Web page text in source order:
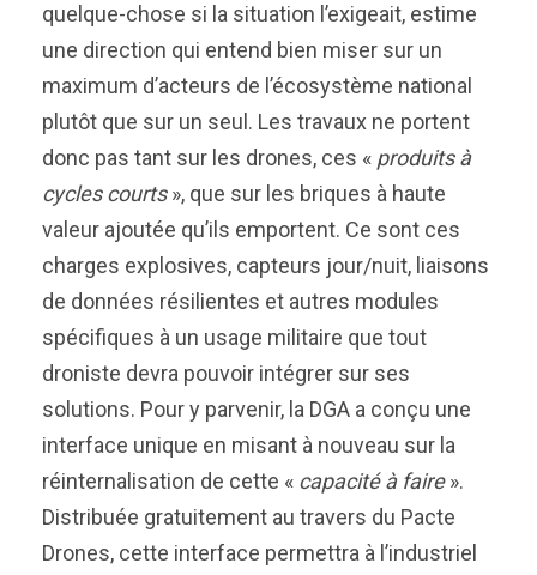
quelque-chose si la situation l’exigeait, estime
une direction qui entend bien miser sur un
maximum d’acteurs de l’écosystème national
plutôt que sur un seul. Les travaux ne portent
donc pas tant sur les drones, ces « produits à
cycles courts», que sur les briques à haute
valeur ajoutée qu’ils emportent. Ce sont ces
charges explosives, capteurs jour/nuit, liaisons
de données résilientes et autres modules
spécifiques à un usage militaire que tout
droniste devra pouvoir intégrer sur ses
solutions. Pour y parvenir, la DGA a conçu une
interface unique en misant à nouveau sur la
réinternalisation de cette « capacité à faire».
Distribuée gratuitement au travers du Pacte
Drones, cette interface permettra à l’industriel